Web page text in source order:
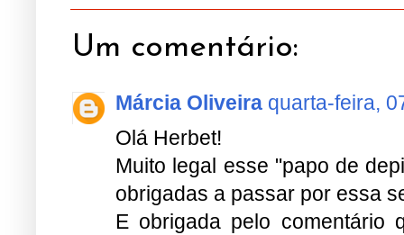
Um comentário:
Márcia Oliveira quarta-feira,
Olá Herbet!
Muito legal esse "papo de
obrigadas a passar por essa
E obrigada pelo comentário